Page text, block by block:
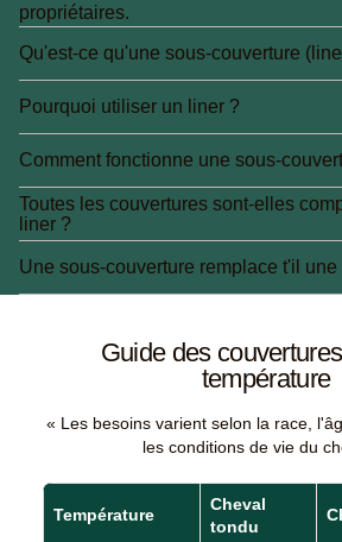
propriétaires.
Qu'est-ce qu'une sous-couverture
Pourquoi utiliser un liner ?
Comment fonctionne une sous-
Toutes les couvertures sont-elles
liner ?
Une sous-couverture remplace t'il une
Guide des
température
« Les besoins varient selon la race,
les conditions de vie du
Température
Cheval
tondu